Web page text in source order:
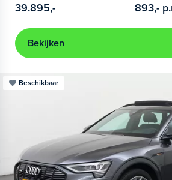
39.895,- 893,-
Bekijken
Beschikbaar